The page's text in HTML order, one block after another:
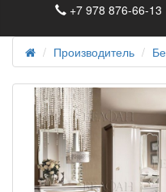
+7 978 876-66-13
Производитель